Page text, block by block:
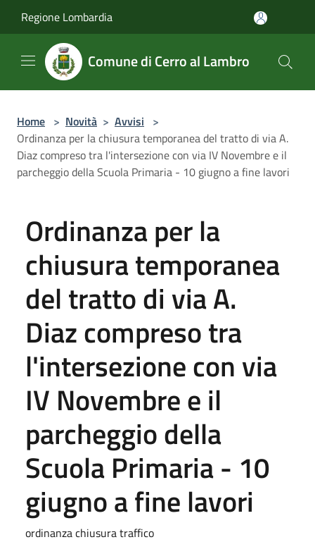
Regione Lombardia
Comune di Cerro al Lambro
Home > Novità > Avvisi >
Ordinanza per la chiusura temporanea del tratto di via A.
Diaz compreso tra l'intersezione con via IV Novembre e il
parcheggio della Scuola Primaria - 10 giugno a fine lavori
Ordinanza per la
chiusura temporanea
del tratto di via A.
Diaz compreso tra
l'intersezione con via
IV Novembre e il
parcheggio della
Scuola Primaria - 10
giugno a fine lavori
ordinanza chiusura traffico